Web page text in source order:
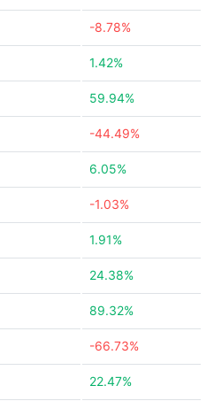
-8.78%
1.42%
59.94%
-44.49%
6.05%
-1.03%
1.91%
24.38%
89.32%
-66.73%
22.47%